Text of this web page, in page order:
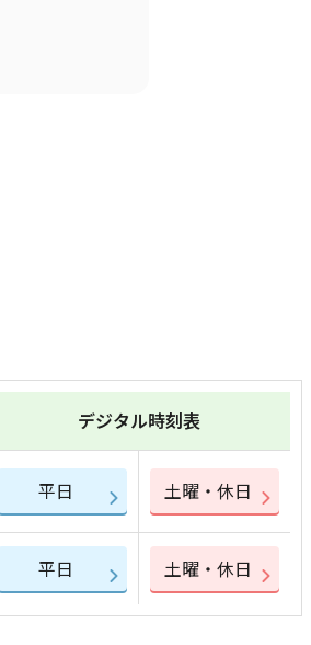
デジタル時刻表
平日 土曜・休日
平日 土曜・休日